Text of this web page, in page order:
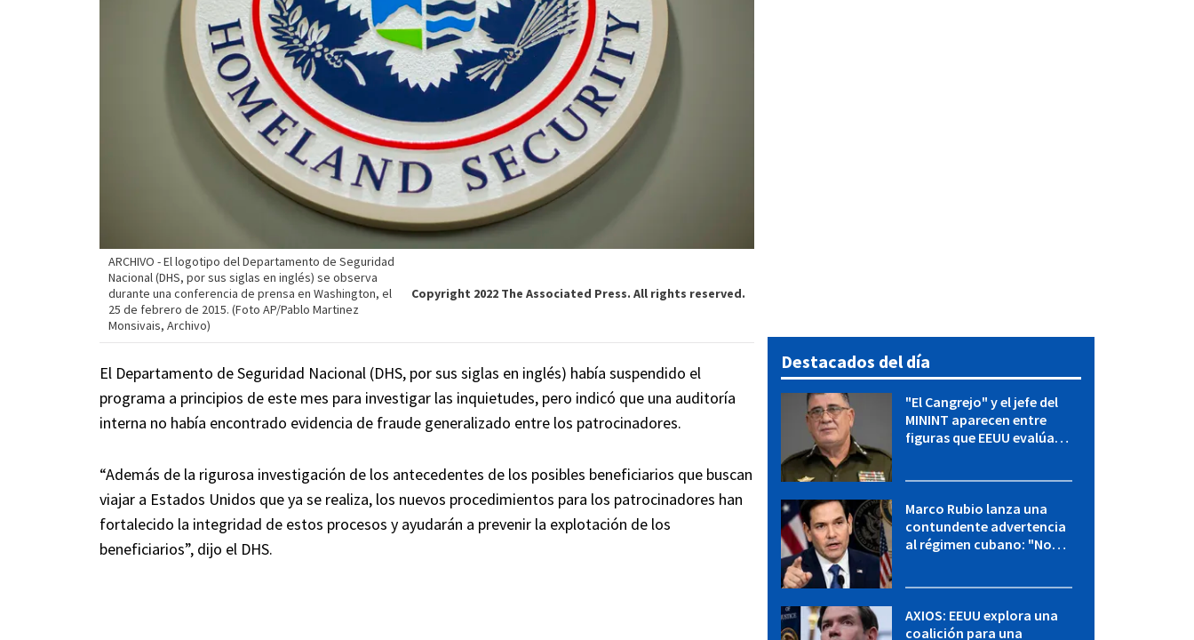
ARCHIVO - El logotipo del Departamento de Seguridad
Nacional (DHS, por sus siglas en inglés) se observa
durante una conferencia de prensa en Washington, el
25 de febrero de 2015. (Foto AP/Pablo Martinez
Monsivais, Archivo)
Copyright 2022 The Associated Press. All rights reserved.
El Departamento de Seguridad Nacional (DHS, por sus siglas en inglés) había suspendido el
programa a principios de este mes para investigar las inquietudes, pero indicó que una auditoría
interna no había encontrado evidencia de fraude generalizado entre los patrocinadores.
“Además de la rigurosa investigación de los antecedentes de los posibles beneficiarios que buscan
viajar a Estados Unidos que ya se realiza, los nuevos procedimientos para los patrocinadores han
fortalecido la integridad de estos procesos y ayudarán a prevenir la explotación de los
beneficiarios”, dijo el DHS.
Destacados del día
"El Cangrejo" y el jefe del
MININT aparecen entre
figuras que EEUU evalúa
Marco Rubio lanza una
contundente advertencia
al régimen cubano: "No
AXIOS: EEUU explora una
coalición para una